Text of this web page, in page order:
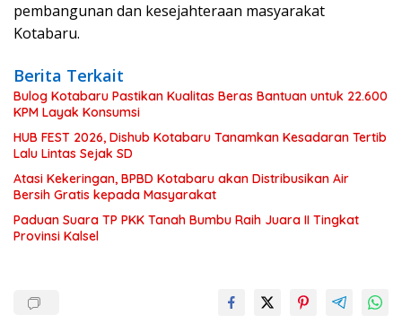
pembangunan dan kesejahteraan masyarakat
Kotabaru.
Berita Terkait
Bulog Kotabaru Pastikan Kualitas Beras Bantuan untuk 22.600
KPM Layak Konsumsi
HUB FEST 2026, Dishub Kotabaru Tanamkan Kesadaran Tertib
Lalu Lintas Sejak SD
Atasi Kekeringan, BPBD Kotabaru akan Distribusikan Air
Bersih Gratis kepada Masyarakat
Paduan Suara TP PKK Tanah Bumbu Raih Juara II Tingkat
Provinsi Kalsel